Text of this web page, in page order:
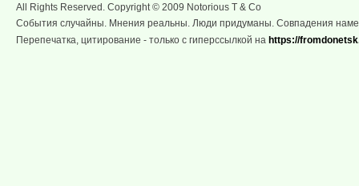
All Rights Reserved. Copyright © 2009 Notorious T & Co
События случайны. Мнения реальны. Люди придуманы. Совпадения
Перепечатка, цитирование - только с гиперссылкой на https://